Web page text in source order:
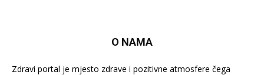
O NAMA
Zdravi portal je mjesto zdrave i pozitivne atmosfere čega